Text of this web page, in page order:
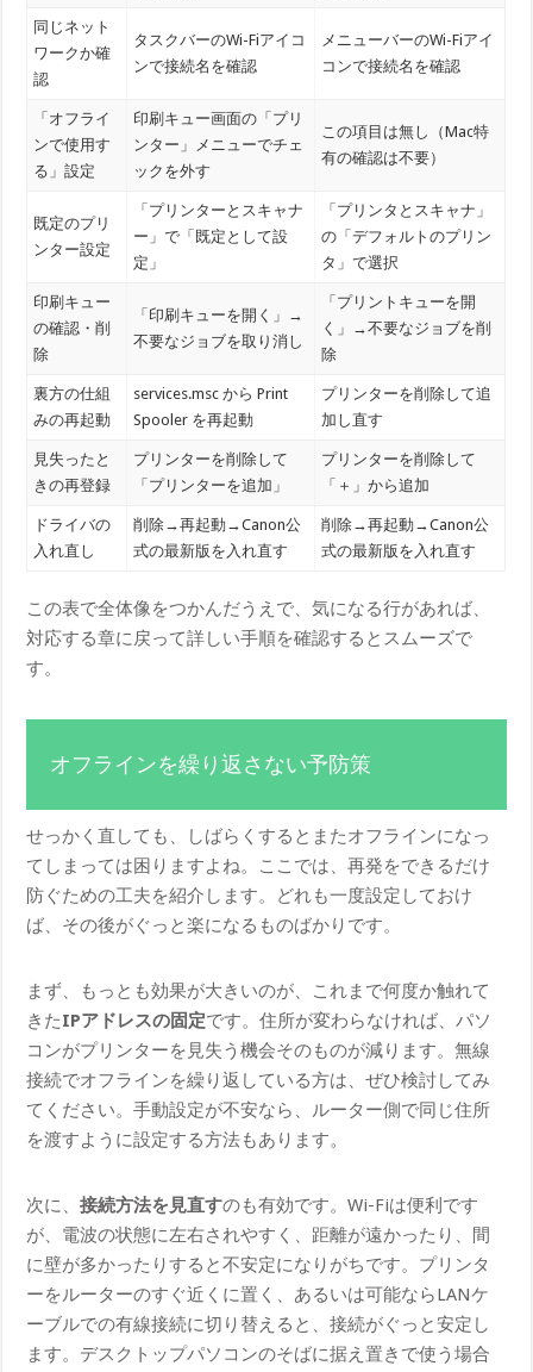
同じネット
ワークか確
認
タスクバーのWi-Fiアイコ
ンで接続名を確認
メニューバーのWi-Fiアイ
コンで接続名を確認
「オフライ
ンで使用す
る」設定
印刷キュー画面の「プリ
ンター」メニューでチェ
ックを外す
この項目は無し（Mac特
有の確認は不要）
既定のプリ
ンター設定
「プリンターとスキャナ
ー」で「既定として設
定」
「プリンタとスキャナ」
の「デフォルトのプリン
タ」で選択
印刷キュー
の確認・削
除
「印刷キューを開く」→
不要なジョブを取り消し
「プリントキューを開
く」→不要なジョブを削
除
裏方の仕組
みの再起動
services.msc から Print
Spooler を再起動
プリンターを削除して追
加し直す
見失ったと
きの再登録
プリンターを削除して
「プリンターを追加」
プリンターを削除して
「＋」から追加
ドライバの
入れ直し
削除→再起動→Canon公
式の最新版を入れ直す
削除→再起動→Canon公
式の最新版を入れ直す
この表で全体像をつかんだうえで、気になる行があれば、
対応する章に戻って詳しい手順を確認するとスムーズで
す。
オフラインを繰り返さない予防策
せっかく直しても、しばらくするとまたオフラインになっ
てしまっては困りますよね。ここでは、再発をできるだけ
防ぐための工夫を紹介します。どれも一度設定しておけ
ば、その後がぐっと楽になるものばかりです。
まず、もっとも効果が大きいのが、これまで何度か触れて
きたIPアドレスの固定です。住所が変わらなければ、パソ
コンがプリンターを見失う機会そのものが減ります。無線
接続でオフラインを繰り返している方は、ぜひ検討してみ
てください。手動設定が不安なら、ルーター側で同じ住所
を渡すように設定する方法もあります。
次に、接続方法を見直すのも有効です。Wi-Fiは便利です
が、電波の状態に左右されやすく、距離が遠かったり、間
に壁が多かったりすると不安定になりがちです。プリンタ
ーをルーターのすぐ近くに置く、あるいは可能ならLANケ
ーブルでの有線接続に切り替えると、接続がぐっと安定し
ます。デスクトップパソコンのそばに据え置きで使う場合